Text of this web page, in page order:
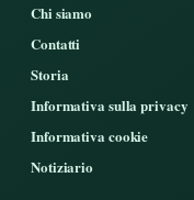
Chi siamo
Contatti
Storia
Informativa sulla privacy
Informativa cookie
Notiziario